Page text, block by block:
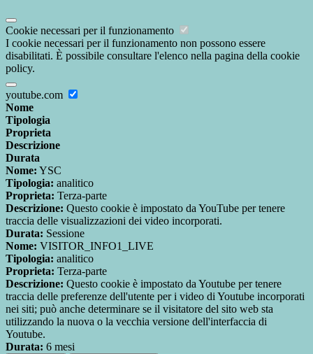
Cookie necessari per il funzionamento
I cookie necessari per il funzionamento non possono essere
disabilitati. È possibile consultare l'elenco nella pagina della cookie
policy.
youtube.com
Nome
Tipologia
Proprieta
Descrizione
Durata
Nome: YSC
Tipologia: analitico
Proprieta: Terza-parte
Descrizione: Questo cookie è impostato da YouTube per tenere
traccia delle visualizzazioni dei video incorporati.
Durata: Sessione
Nome: VISITOR_INFO1_LIVE
Tipologia: analitico
Proprieta: Terza-parte
Descrizione: Questo cookie è impostato da Youtube per tenere
traccia delle preferenze dell'utente per i video di Youtube incorporati
nei siti; può anche determinare se il visitatore del sito web sta
utilizzando la nuova o la vecchia versione dell'interfaccia di
Youtube.
Durata: 6 mesi